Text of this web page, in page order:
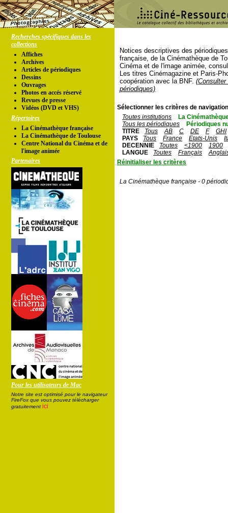
Recherches spécifiques dans les
collections
Affiches
Archives
Articles de périodiques
Dessins
Ouvrages
Photos en accés réservé
Revues de presse
Vidéos (DVD et VHS)
Répertoires
La Cinémathèque française
La Cinémathèque de Toulouse
Centre National du Cinéma et de
l'image animée
Partenaires
Pour les utilisateurs de Mac
Notre site est optimisé pour le navigateur
FireFox que vous pouvez télécharger
gratuitement ici
Notices descriptives des
française, de la Cinémathèque de
Cinéma et de l'image animée,
Les titres Cinémagazine et Paris-
coopération avec la BNF.
périodiques)
Sélectionner les critères de
Toutes institutions
La
Tous les périodiques
Périodiques
TITRE
Tous AB C DE F
GHI
PAYS
Tous France Etats-Unis
DECENNIE
Toutes <1900
1900
LANGUE
Toutes Français
Réinitialiser les critères
La Cinémathèque française - 0